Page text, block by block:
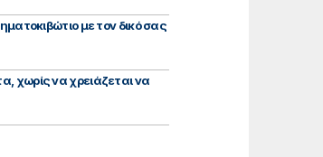
με τον δικό σας
χωρίς να χρειάζεται να